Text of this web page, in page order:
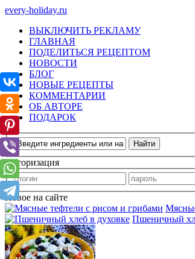
every-holiday.ru
ВЫКЛЮЧИТЬ РЕКЛАМУ
ГЛАВНАЯ
ПОДЕЛИТЬСЯ РЕЦЕПТОМ
НОВОСТИ
БЛОГ
НОВЫЕ РЕЦЕПТЫ
КОММЕНТАРИИ
ОБ АВТОРЕ
ПОДАРОК
Авторизация
Новое на сайте
Пшеничный